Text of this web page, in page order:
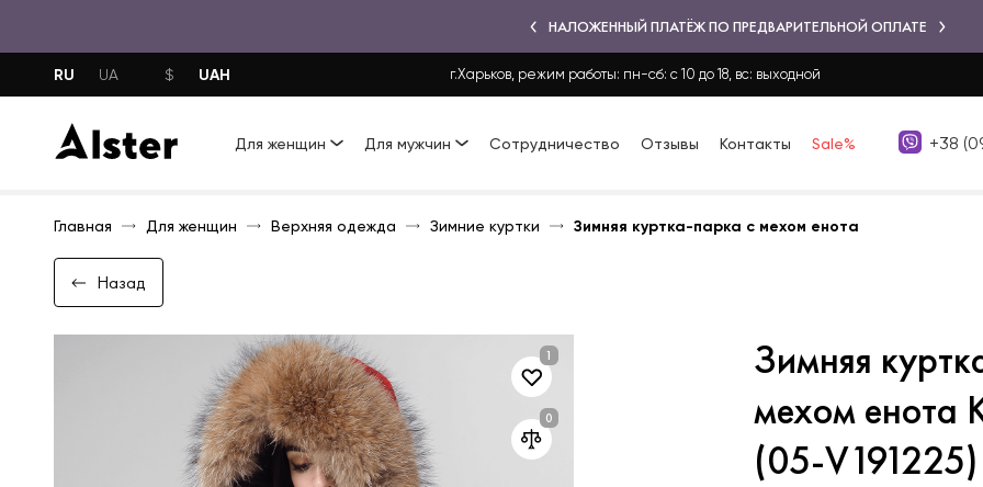
НАЛОЖЕННЫЙ ПЛАТЁЖ ПО ПРЕДВАРИТЕЛЬНОЙ ОПЛАТЕ
RU UA $ UAH г.Харьков, режим работы: пн-сб: с 10 до 18, вс: выходной
Для женщин Для мужчин Сотрудничество Отзывы Контакты Sale% +38
Главная Для женщин Верхняя одежда Зимние куртки Зимняя куртка-парка с мехом енота
Назад
Зимняя
мехом енота
(05-V191225)